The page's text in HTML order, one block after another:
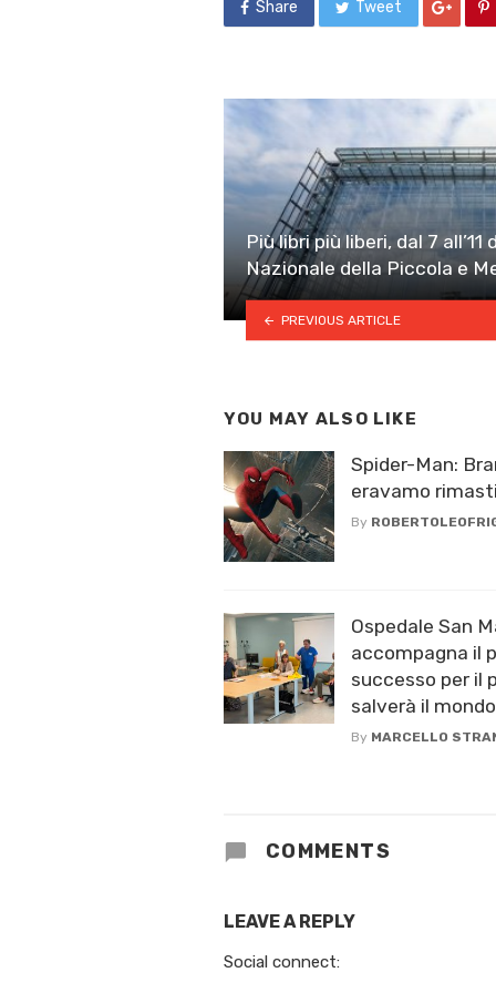
Share Tweet
Più libri più liberi, dal 7
Nazionale della Piccola e
PREVIOUS ARTICLE
YOU MAY ALSO LIKE
Spider-Man:
eravamo
By
Ospedale San
accompagna il
successo per il
salverà il
By MARCELLO
COMMENTS
LEAVE A REPLY
Social connect: